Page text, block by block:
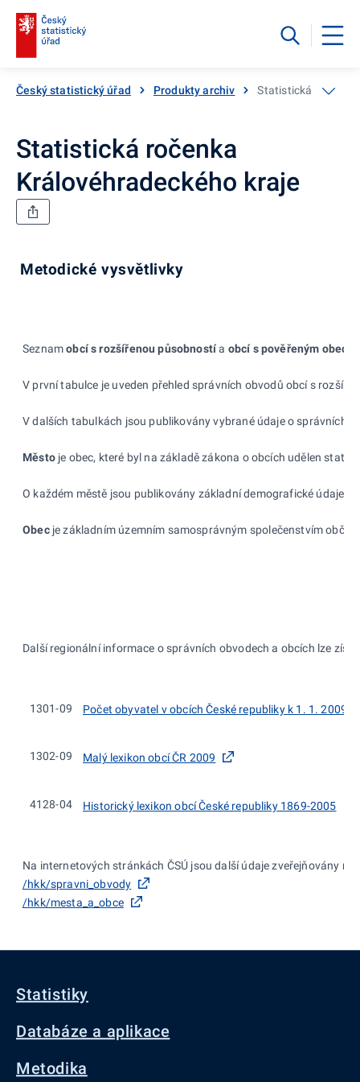
Český statistický úřad Produkty archiv Statistická ročenka
Statistická ročenka
Královéhradeckého kraje
Metodické vysvětlivky
Seznamobcí s rozšířenou působnostía obcí s pověřeným
V první tabulce je uveden přehled správních obvodů obcí s
V dalších tabulkách jsou publikovány vybrané údaje o správních
Městoje obec, které byl na základě zákona o obcích udělen
O každém městě jsou publikovány základní demografické údaje,
Obec je základním územním samosprávným společenstvím
Další regionální informace o správních obvodech a obcích lze
1301-09 Počet obyvatel v obcích České republiky k 1. 1. 2009
1302-09 Malý lexikon obcí ČR 2009
4128-04 Historický lexikon obcí České republiky 1869-2005
Na internetových stránkách ČSÚ jsou další údaje zveřejňovány na:
/hkk/spravni_obvody
/hkk/mesta_a_obce
Statistiky
Databáze a aplikace
Metodika